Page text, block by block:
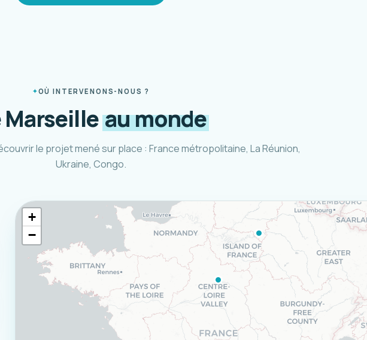
OÙ INTERVENONS-NOUS ?
Marseille au monde
le projet mené sur place : France métropolitaine, La Réunion,
Ukraine, Congo.
+
−